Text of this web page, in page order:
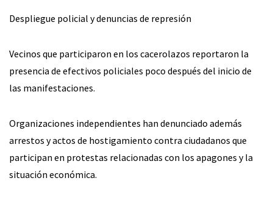
Despliegue policial y denuncias de represión
Vecinos que participaron en los cacerolazos reportaron la
presencia de efectivos policiales poco después del inicio de
las manifestaciones.
Organizaciones independientes han denunciado además
arrestos y actos de hostigamiento contra ciudadanos que
participan en protestas relacionadas con los apagones y la
situación económica.